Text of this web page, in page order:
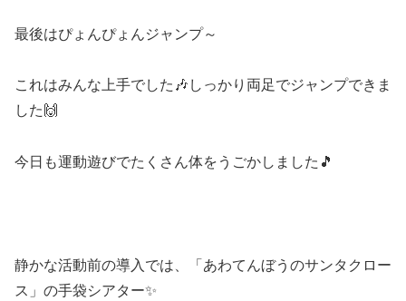
最後はぴょんぴょんジャンプ～
これはみんな上手でした🎶しっかり両足でジャンプできま
した🙌
今日も運動遊びでたくさん体をうごかしました🎵
静かな活動前の導入では、「あわてんぼうのサンタクロー
ス」の手袋シアター✨